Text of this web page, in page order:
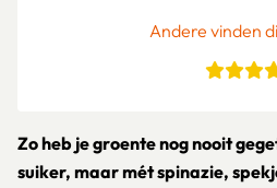
Andere vinden
Zo heb je groente nog nooit
suiker, maar mét spinazie,